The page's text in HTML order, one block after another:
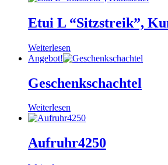
Etui L “Sitzstreik”,
Weiterlesen
Angebot!
Geschenkschachtel
Weiterlesen
Aufruhr4250